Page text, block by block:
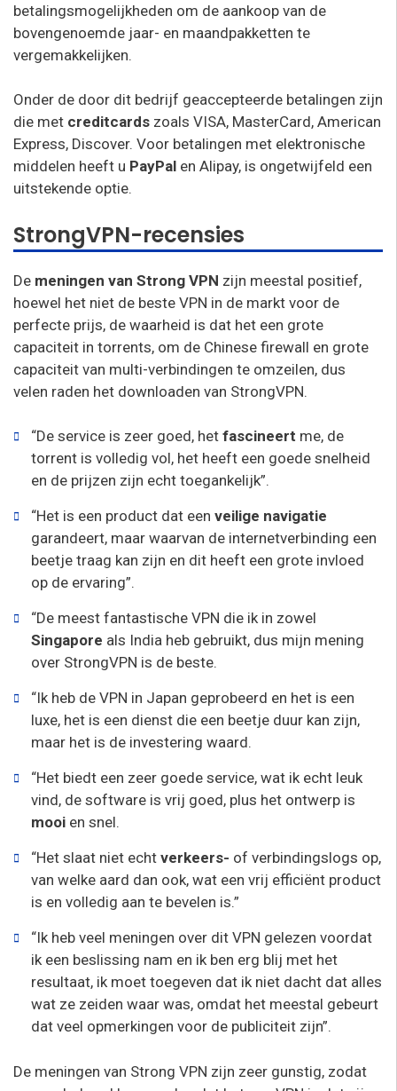
betalingsmogelijkheden om de aankoop van de
bovengenoemde jaar- en maandpakketten te
vergemakkelijken.
Onder de door dit bedrijf geaccepteerde betalingen zijn
die met creditcards zoals VISA, MasterCard, American
Express, Discover. Voor betalingen met elektronische
middelen heeft u PayPal en Alipay, is ongetwijfeld een
uitstekende optie.
StrongVPN-recensies
De meningen van Strong VPN zijn meestal positief,
hoewel het niet de beste VPN in de markt voor de
perfecte prijs, de waarheid is dat het een grote
capaciteit in torrents, om de Chinese firewall en grote
capaciteit van multi-verbindingen te omzeilen, dus
velen raden het downloaden van StrongVPN.
“De service is zeer goed, het fascineert me, de
torrent is volledig vol, het heeft een goede snelheid
en de prijzen zijn echt toegankelijk”.
“Het is een product dat een veilige navigatie
garandeert, maar waarvan de internetverbinding een
beetje traag kan zijn en dit heeft een grote invloed
op de ervaring”.
“De meest fantastische VPN die ik in zowel
Singapore als India heb gebruikt, dus mijn mening
over StrongVPN is de beste.
“Ik heb de VPN in Japan geprobeerd en het is een
luxe, het is een dienst die een beetje duur kan zijn,
maar het is de investering waard.
“Het biedt een zeer goede service, wat ik echt leuk
vind, de software is vrij goed, plus het ontwerp is
mooi en snel.
“Het slaat niet echt verkeers- of verbindingslogs op,
van welke aard dan ook, wat een vrij efficiënt product
is en volledig aan te bevelen is.”
“Ik heb veel meningen over dit VPN gelezen voordat
ik een beslissing nam en ik ben erg blij met het
resultaat, ik moet toegeven dat ik niet dacht dat alles
wat ze zeiden waar was, omdat het meestal gebeurt
dat veel opmerkingen voor de publiciteit zijn”.
De meningen van Strong VPN zijn zeer gunstig, zodat